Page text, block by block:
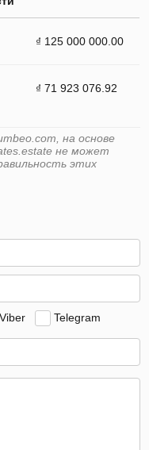
₫ 125 000 000.00
₫ 71 923 076.92
на основе
не может
этих
Viber Telegram